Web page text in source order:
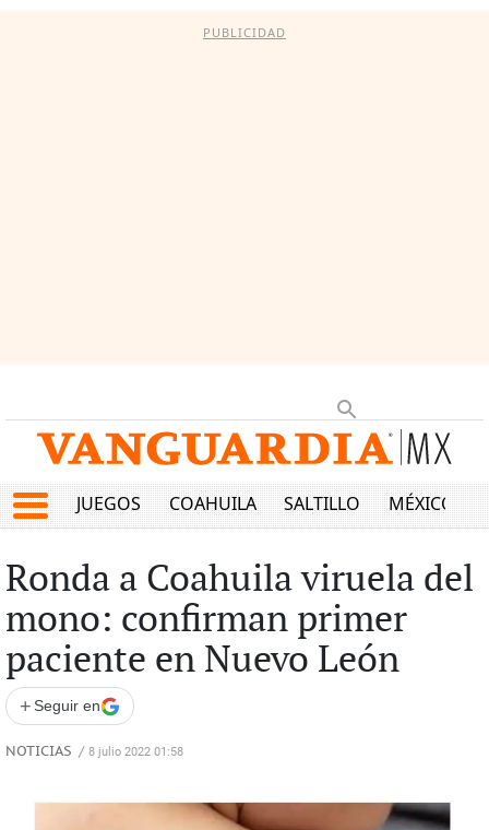
PUBLICIDAD
JUEGOS COAHUILA SALTILLO MÉXICO
Ronda a Coahuila viruela del
mono: confirman primer
paciente en Nuevo León
+ Seguir en
NOTICIAS / 8 julio 2022 01:58